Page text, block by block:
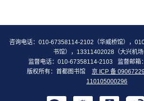
咨询电话：010-67358114-2102（华威桥馆），
书馆），13311402028（大兴机场
监督电话：010-67358114-2103
监督邮箱：
版权所有：首都图书馆
京 ICP 备
110105000296